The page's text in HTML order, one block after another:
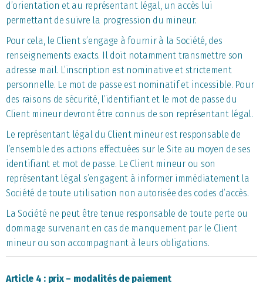
d’orientation et au représentant légal, un accès lui
permettant de suivre la progression du mineur.
Pour cela, le Client s’engage à fournir à la Société, des
renseignements exacts. Il doit notamment transmettre son
adresse mail. L’inscription est nominative et strictement
personnelle. Le mot de passe est nominatif et incessible. Pour
des raisons de sécurité, l’identifiant et le mot de passe du
Client mineur devront être connus de son représentant légal.
Le représentant légal du Client mineur est responsable de
l’ensemble des actions effectuées sur le Site au moyen de ses
identifiant et mot de passe. Le Client mineur ou son
représentant légal s’engagent à informer immédiatement la
Société de toute utilisation non autorisée des codes d’accès.
La Société ne peut être tenue responsable de toute perte ou
dommage survenant en cas de manquement par le Client
mineur ou son accompagnant à leurs obligations.
Article 4 : prix – modalités de paiement